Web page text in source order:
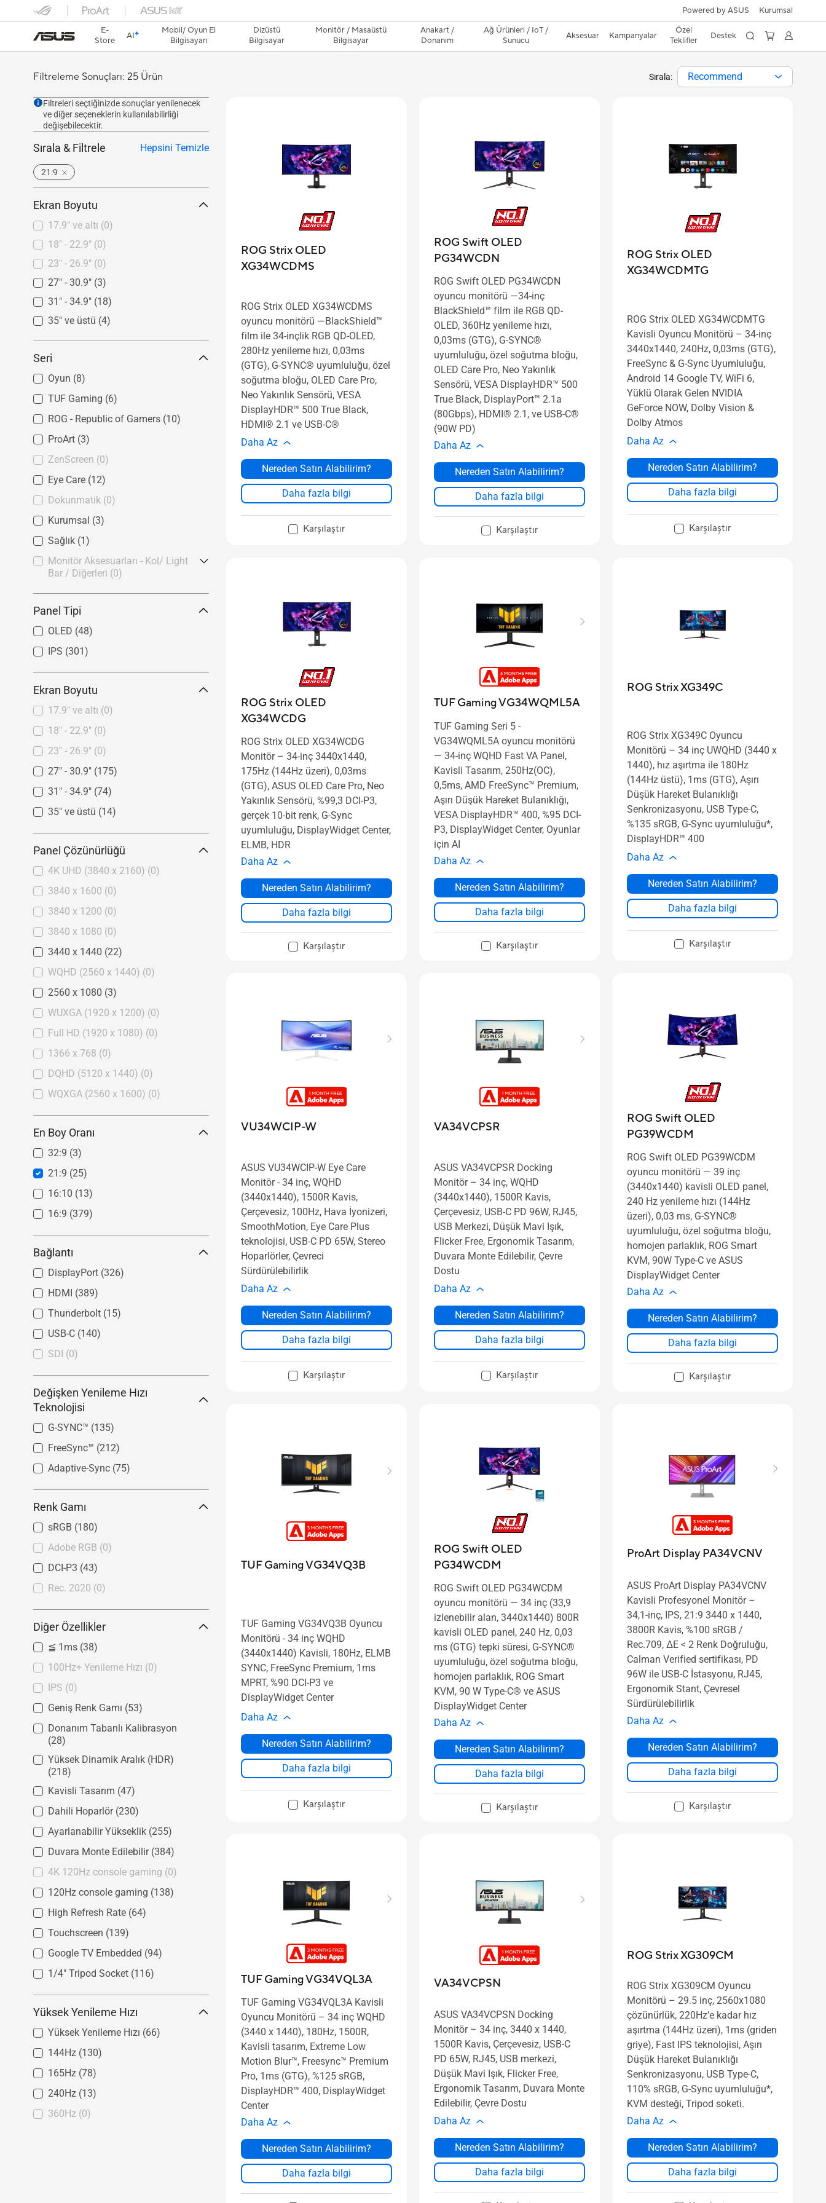
Powered by ASUS
Kurumsal
E-
Store
AI
Mobil/ Oyun El
Bilgisayarı
Dizüstü
Bilgisayar
Monitör / Masaüstü
Bilgisayar
Anakart /
Donanım
Ağ Ürünleri / IoT /
Sunucu
Aksesuar Kampanyalar
Özel
Teklifler
Destek
Filtreleme Sonuçları: 25 Ürün Sırala: Recommend
Filtreleri seçtiğinizde sonuçlar yenilenecek
ve diğer seçeneklerin kullanılabilirliği
değişebilecektir.
Sırala & Filtrele Hepsini Temizle
21:9
Ekran Boyutu
17.9" ve altı (0)
18" - 22.9" (0)
23" - 26.9" (0)
27" - 30.9" (3)
31" - 34.9" (18)
35" ve üstü (4)
Seri
Oyun (8)
TUF Gaming (6)
ROG - Republic of Gamers (10)
ProArt (3)
ZenScreen (0)
Eye Care (12)
Dokunmatik (0)
Kurumsal (3)
Sağlık (1)
Monitör Aksesuarları - Kol/ Light
Bar / Diğerleri (0)
ROG Monitör Aksesuarları(0)
Panel Tipi
OLED (48)
IPS (301)
Ekran Boyutu
17.9" ve altı (0)
18" - 22.9" (0)
23" - 26.9" (0)
27" - 30.9" (175)
31" - 34.9" (74)
35" ve üstü (14)
Panel Çözünürlüğü
4K UHD (3840 x 2160) (0)
3840 x 1600 (0)
3840 x 1200 (0)
3840 x 1080 (0)
3440 x 1440 (22)
WQHD (2560 x 1440) (0)
2560 x 1080 (3)
WUXGA (1920 x 1200) (0)
Full HD (1920 x 1080) (0)
1366 x 768 (0)
DQHD (5120 x 1440) (0)
WQXGA (2560 x 1600) (0)
En Boy Oranı
32:9 (3)
21:9 (25)
16:10 (13)
16:9 (379)
Bağlantı
DisplayPort (326)
HDMI (389)
Thunderbolt (15)
USB-C (140)
SDI (0)
Değişken Yenileme Hızı
Teknolojisi
G-SYNC™ (135)
FreeSync™ (212)
Adaptive-Sync (75)
Renk Gamı
sRGB (180)
Adobe RGB (0)
DCI-P3 (43)
Rec. 2020 (0)
Diğer Özellikler
≦ 1ms (38)
100Hz+ Yenileme Hızı (0)
IPS (0)
Geniş Renk Gamı (53)
Donanım Tabanlı Kalibrasyon
(28)
Yüksek Dinamik Aralık (HDR)
(218)
Kavisli Tasarım (47)
Dahili Hoparlör (230)
Ayarlanabilir Yükseklik (255)
Duvara Monte Edilebilir (384)
4K 120Hz console gaming (0)
120Hz console gaming (138)
High Refresh Rate (64)
Touchscreen (139)
Google TV Embedded (94)
1/4" Tripod Socket (116)
Yüksek Yenileme Hızı
Yüksek Yenileme Hızı (66)
144Hz (130)
165Hz (78)
240Hz (13)
360Hz (0)
ROG Strix OLED
XG34WCDMS
ROG Strix OLED XG34WCDMS
oyuncu monitörü ―BlackShield™
film ile 34-inçlik RGB QD-OLED,
280Hz yenileme hızı, 0,03ms
(GTG), G-SYNC® uyumluluğu, özel
soğutma bloğu, OLED Care Pro,
Neo Yakınlık Sensörü, VESA
DisplayHDR™ 500 True Black,
HDMI® 2.1 ve USB-C®
Daha Az
Nereden Satın Alabilirim?
Daha fazla bilgi
Karşılaştır
ROG Swift OLED
PG34WCDN
ROG Swift OLED PG34WCDN
oyuncu monitörü ―34-inç
BlackShield™ film ile RGB QD-
OLED, 360Hz yenileme hızı,
0,03ms (GTG), G-SYNC®
uyumluluğu, özel soğutma bloğu,
OLED Care Pro, Neo Yakınlık
Sensörü, VESA DisplayHDR™ 500
True Black, DisplayPort™ 2.1a
(80Gbps), HDMI® 2.1, ve USB-C®
(90W PD)
Daha Az
Nereden Satın Alabilirim?
Daha fazla bilgi
Karşılaştır
ROG Strix OLED
XG34WCDMTG
ROG Strix OLED XG34WCDMTG
Kavisli Oyuncu Monitörü – 34-inç
3440x1440, 240Hz, 0,03ms (GTG),
FreeSync & G-Sync Uyumluluğu,
Android 14 Google TV, WiFi 6,
Yüklü Olarak Gelen NVIDIA
GeForce NOW, Dolby Vision &
Dolby Atmos
Daha Az
Nereden Satın Alabilirim?
Daha fazla bilgi
Karşılaştır
ROG Strix OLED
XG34WCDG
ROG Strix OLED XG34WCDG
Monitör – 34-inç 3440x1440,
175Hz (144Hz üzeri), 0,03ms
(GTG), ASUS OLED Care Pro, Neo
Yakınlık Sensörü, %99,3 DCI-P3,
gerçek 10-bit renk, G-Sync
uyumluluğu, DisplayWidget Center,
ELMB, HDR
Daha Az
Nereden Satın Alabilirim?
Daha fazla bilgi
Karşılaştır
TUF Gaming VG34WQML5A
TUF Gaming Seri 5 -
VG34WQML5A oyuncu monitörü
― 34-inç WQHD Fast VA Panel,
Kavisli Tasarım, 250Hz(OC),
0,5ms, AMD FreeSync™ Premium,
Aşırı Düşük Hareket Bulanıklığı,
VESA DisplayHDR™ 400, %95 DCI-
P3, DisplayWidget Center, Oyunlar
için AI
Daha Az
Nereden Satın Alabilirim?
Daha fazla bilgi
Karşılaştır
ROG Strix XG349C
ROG Strix XG349C Oyuncu
Monitörü – 34 inç UWQHD (3440 x
1440), hız aşırtma ile 180Hz
(144Hz üstü), 1ms (GTG), Aşırı
Düşük Hareket Bulanıklığı
Senkronizasyonu, USB Type-C,
%135 sRGB, G-Sync uyumluluğu*,
DisplayHDR™ 400
Daha Az
Nereden Satın Alabilirim?
Daha fazla bilgi
Karşılaştır
VU34WCIP-W
ASUS VU34WCIP-W Eye Care
Monitör - 34 inç, WQHD
(3440x1440), 1500R Kavis,
Çerçevesiz, 100Hz, Hava İyonizeri,
SmoothMotion, Eye Care Plus
teknolojisi, USB-C PD 65W, Stereo
Hoparlörler, Çevreci
Sürdürülebilirlik
Daha Az
Nereden Satın Alabilirim?
Daha fazla bilgi
Karşılaştır
VA34VCPSR
ASUS VA34VCPSR Docking
Monitör – 34 inç, WQHD
(3440x1440), 1500R Kavis,
Çerçevesiz, USB-C PD 96W, RJ45,
USB Merkezi, Düşük Mavi Işık,
Flicker Free, Ergonomik Tasarım,
Duvara Monte Edilebilir, Çevre
Dostu
Daha Az
Nereden Satın Alabilirim?
Daha fazla bilgi
Karşılaştır
ROG Swift OLED
PG39WCDM
ROG Swift OLED PG39WCDM
oyuncu monitörü ― 39 inç
(3440x1440) kavisli OLED panel,
240 Hz yenileme hızı (144Hz
üzeri), 0,03 ms, G-SYNC®
uyumluluğu, özel soğutma bloğu,
homojen parlaklık, ROG Smart
KVM, 90W Type-C ve ASUS
DisplayWidget Center
Daha Az
Nereden Satın Alabilirim?
Daha fazla bilgi
Karşılaştır
TUF Gaming VG34VQ3B
TUF Gaming VG34VQ3B Oyuncu
Monitörü - 34 inç WQHD
(3440x1440) Kavisli, 180Hz, ELMB
SYNC, FreeSync Premium, 1ms
MPRT, %90 DCI-P3 ve
DisplayWidget Center
Daha Az
Nereden Satın Alabilirim?
Daha fazla bilgi
Karşılaştır
ROG Swift OLED
PG34WCDM
ROG Swift OLED PG34WCDM
oyuncu monitörü ― 34 inç (33,9
izlenebilir alan, 3440x1440) 800R
kavisli OLED panel, 240 Hz, 0,03
ms (GTG) tepki süresi, G-SYNC®
uyumluluğu, özel soğutma bloğu,
homojen parlaklık, ROG Smart
KVM, 90 W Type-C® ve ASUS
DisplayWidget Center
Daha Az
Nereden Satın Alabilirim?
Daha fazla bilgi
Karşılaştır
ProArt Display PA34VCNV
ASUS ProArt Display PA34VCNV
Kavisli Profesyonel Monitör –
34,1-inç, IPS, 21:9 3440 x 1440,
3800R Kavis, %100 sRGB /
Rec.709, ΔE < 2 Renk Doğruluğu,
Calman Verified sertifikası, PD
96W ile USB-C İstasyonu, RJ45,
Ergonomik Stant, Çevresel
Sürdürülebilirlik
Daha Az
Nereden Satın Alabilirim?
Daha fazla bilgi
Karşılaştır
TUF Gaming VG34VQL3A
TUF Gaming VG34VQL3A Kavisli
Oyuncu Monitörü – 34 inç WQHD
(3440 x 1440), 180Hz, 1500R,
Kavisli tasarım, Extreme Low
Motion Blur™, Freesync™ Premium
Pro, 1ms (GTG), %125 sRGB,
DisplayHDR™ 400, DisplayWidget
Center
Daha Az
Nereden Satın Alabilirim?
Daha fazla bilgi
VA34VCPSN
ASUS VA34VCPSN Docking
Monitör – 34 inç, 3440 x 1440,
1500R Kavis, Çerçevesiz, USB-C
PD 65W, RJ45, USB merkezi,
Düşük Mavi Işık, Flicker Free,
Ergonomik Tasarım, Duvara Monte
Edilebilir, Çevre Dostu
Daha Az
Nereden Satın Alabilirim?
Daha fazla bilgi
ROG Strix XG309CM
ROG Strix XG309CM Oyuncu
Monitörü – 29.5 inç, 2560x1080
çözünürlük, 220Hz’e kadar hız
aşırtma (144Hz üzeri), 1ms (griden
griye), Fast IPS teknolojisi, Aşırı
Düşük Hareket Bulanıklığı
Senkronizasyonu, USB Type-C,
110% sRGB, G-Sync uyumluluğu*,
KVM desteği, Tripod soketi.
Daha Az
Nereden Satın Alabilirim?
Daha fazla bilgi